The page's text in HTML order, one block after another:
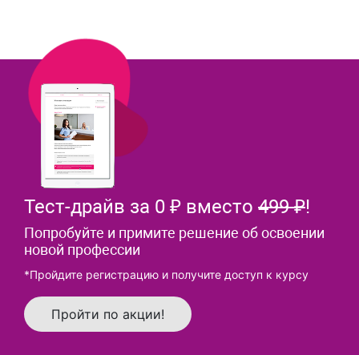
Тест-драйв за 0 ₽ вместо 499 ₽!
Попробуйте и примите решение об освоении
новой профессии
*Пройдите регистрацию и получите доступ к курсу
Пройти по акции!